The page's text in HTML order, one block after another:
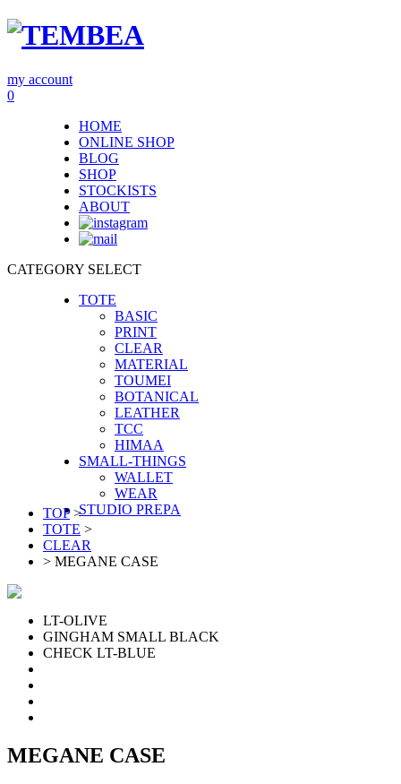
my account
0
HOME
ONLINE SHOP
BLOG
SHOP
STOCKISTS
ABOUT
CATEGORY SELECT
TOTE
BASIC
PRINT
CLEAR
MATERIAL
TOUMEI
BOTANICAL
LEATHER
TCC
HIMAA
SMALL-THINGS
WALLET
WEAR
STUDIO PREPA
TOP>
TOTE >
CLEAR
> MEGANE CASE
LT-OLIVE
GINGHAM SMALL BLACK
CHECK LT-BLUE
MEGANE CASE